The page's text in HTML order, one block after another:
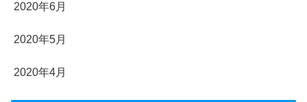
2020年6月
2020年5月
2020年4月